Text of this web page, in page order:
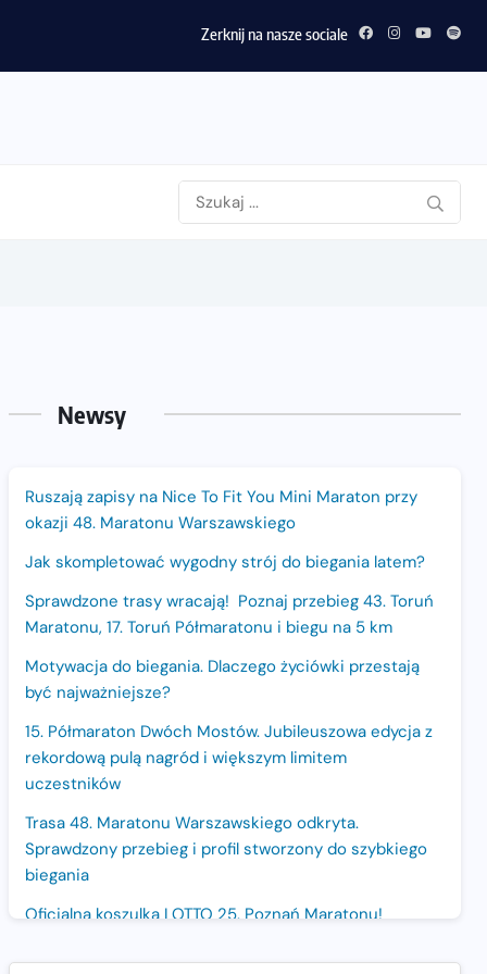
Zerknij na nasze sociale
Newsy
Ruszają zapisy na Nice To Fit You Mini Maraton przy
okazji 48. Maratonu Warszawskiego
Jak skompletować wygodny strój do biegania latem?
Sprawdzone trasy wracają! Poznaj przebieg 43. Toruń
Maratonu, 17. Toruń Półmaratonu i biegu na 5 km
Motywacja do biegania. Dlaczego życiówki przestają
być najważniejsze?
15. Półmaraton Dwóch Mostów. Jubileuszowa edycja z
rekordową pulą nagród i większym limitem
uczestników
Trasa 48. Maratonu Warszawskiego odkryta.
Sprawdzony przebieg i profil stworzony do szybkiego
biegania
Oficjalna koszulka LOTTO 25. Poznań Maratonu!